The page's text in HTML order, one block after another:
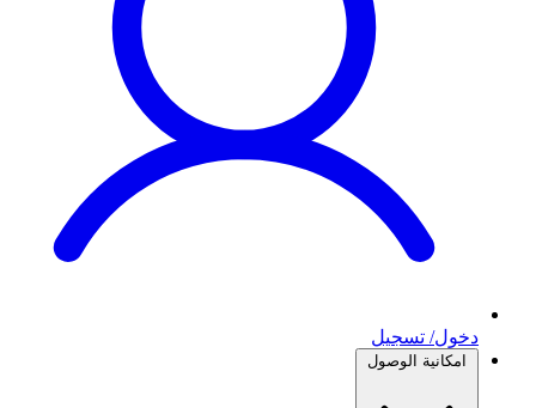
دخول/ تسجيل
امكانية الوصول